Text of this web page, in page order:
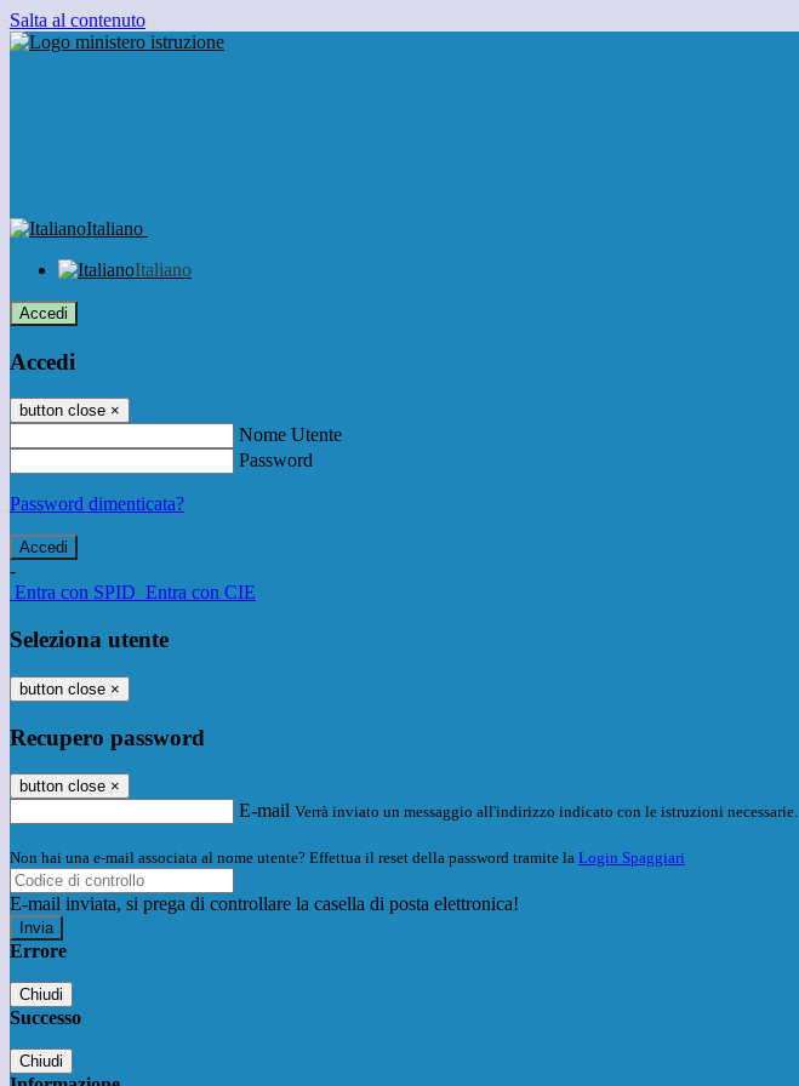
Salta al contenuto
Italiano
Italiano
Accedi
Accedi
button close ×
Nome Utente
Password
Password dimenticata?
-
Entra con SPID Entra con CIE
Seleziona utente
button close ×
Recupero password
button close ×
E-mail Verrà inviato un messaggio all'indirizzo indicato con le istruzioni necessarie.
Non hai una e-mail associata al nome utente? Effettua il reset della password tramite la Login Spaggiari
E-mail inviata, si prega di controllare la casella di posta elettronica!
Errore
Chiudi
Successo
Chiudi